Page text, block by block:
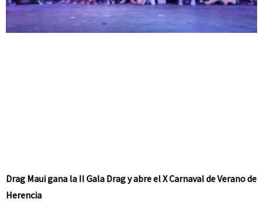
Drag Maui gana la II Gala Drag y abre el X Carnaval de Verano de
Herencia